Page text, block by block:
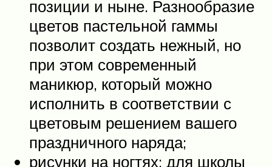
позиции и ныне. Разнообразие
цветов пастельной гаммы
позволит создать нежный, но
при этом современный
маникюр, который можно
исполнить в соответствии с
цветовым решением вашего
праздничного наряда;
рисунки на ногтях: для школы